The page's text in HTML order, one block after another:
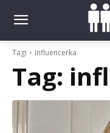
Tagi Influencerka
Tag: